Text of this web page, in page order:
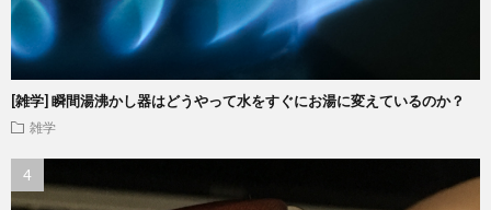
[雑学] 瞬間湯沸かし器はどうやって水をすぐにお湯に変えているのか？
雑学